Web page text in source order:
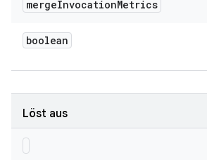
mergeInvocationMetrics
boolean
Löst aus